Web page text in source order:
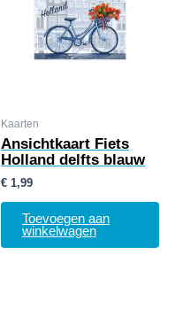
Kaarten
Ansichtkaart Fiets
Holland delfts blauw
€ 1,99
Toevoegen aan
winkelwagen